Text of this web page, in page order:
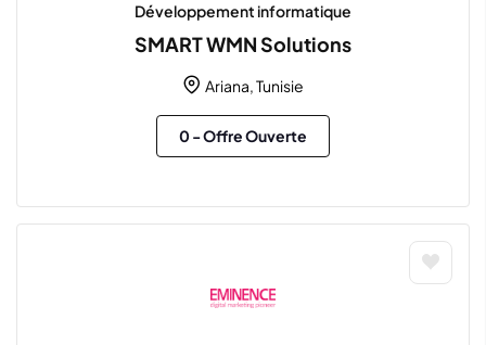
Développement informatique
SMART WMN Solutions
Ariana, Tunisie
0- Offre Ouverte